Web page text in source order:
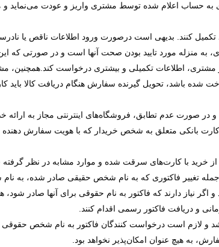
حساب اعلام شده توسط مشتری واریز و عودت می‌نماید
کنند. بدیهی است درصورت ورود اطلاعات ناقص یا
به منزله مورد تایید بودن صحت آنها است و در صورتی که
اطلاعات تکمیلی و بیشتری درخواست کند.همچنین،
باشد، تحویل گیرنده سفارش هنگام دریافت کالا باید
صورت عدم تطابق، فروشگاه‌‌های اینترنتی مجاز به ارائه
بانکی متعلق به شخص خریدار که با هویت سفارش
از خرید با کارت‌های سرقت شده و موارد مشابه در نظر
تغییر فاکتوری که به نام شخص حقیقی صادر شده، به
نیاز دارند که فاکتور به نام حقوقی برای آنها صادر
و دریافت فاکتور رسمی اقدام کنند.
شد و لازم است درخواست کنندگان فاکتور به نام شخص
به هیچ عنوان امکان‌پذیر نخواهد بود.